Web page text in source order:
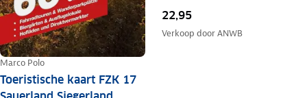
Marco Polo
Toeristische kaart FZK 17
22,95
Verkoop doorANWB